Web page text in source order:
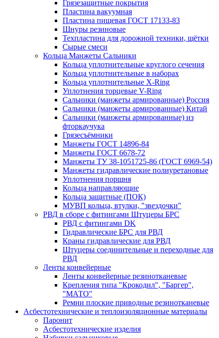
Грязезащитные покрытия
Пластина вакуумная
Пластина пищевая ГОСТ 17133-83
Шнуры резиновые
Техпластина для дорожной техники, щётки
Сырые смеси
Кольца Манжеты Сальники
Кольца уплотнительные круглого сечения
Кольца уплотнительные в наборах
Кольца уплотнительные Х-Ring
Уплотнения торцевые V-Ring
Сальники (манжеты армированные) Россия
Сальники (манжеты армированные) Китай
Сальники (манжеты армированные) из
фторкаучука
Грязесъёмники
Манжеты ГОСТ 14896-84
Манжеты ГОСТ 6678-72
Манжеты ТУ 38-1051725-86 (ГОСТ 6969-54)
Манжеты гидравлические полиуретановые
Уплотнения поршня
Кольца направляющие
Кольца защитные (ПОК)
МУВП кольца, втулки, "звездочки"
РВД в сборе с фитингами Штуцеры БРС
РВД с фитингами DK
Гидравлические БРС для РВД
Краны гидравлические для РВД
Штуцеры соединительные и переходные для
РВД
Ленты конвейерные
Ленты конвейерные резинотканевые
Крепления типа "Крокодил", "Баргер",
"МАТО"
Ремни плоские приводные резинотканевые
Асбестотехнические и теплоизоляционные материалы
Паронит
Асбестотехнические изделия